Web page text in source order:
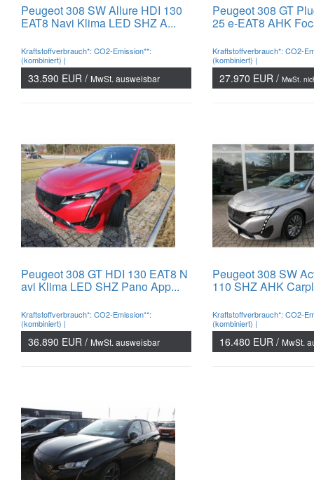
Peugeot 308 SW Allure HDI 130
EAT8 Navi Klima LED SHZ A...
Kraftstoffverbrauch*: CO2-Emission**:
(kombiniert) |
33.590 EUR / MwSt. ausweisbar
Peugeot 308 GT
25 e-EAT8 AHK
Kraftstoffverbrauch*: CO2-
(kombiniert) |
27.970 EUR / MwSt.
Peugeot 308 GT HDI 130 EAT8 N
avi Klima LED SHZ Pano App...
Kraftstoffverbrauch*: CO2-Emission**:
(kombiniert) |
36.890 EUR / MwSt. ausweisbar
Peugeot 308 SW
110 SHZ AHK
Kraftstoffverbrauch*: CO2-
(kombiniert) |
16.480 EUR / MwSt.